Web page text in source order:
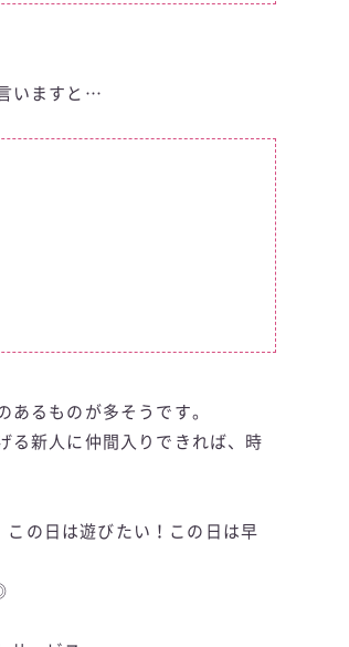
いますと…
あるものが多そうです。
る新人に仲間入りできれば、時
この日は遊びたい！この日は早